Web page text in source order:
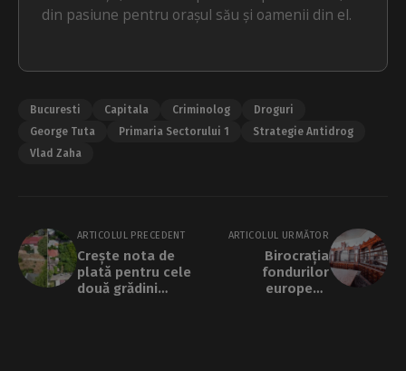
din pasiune pentru orașul său și oamenii din el.
Bucuresti Capitala Criminolog
Droguri
George Tuta
Primaria Sectorului 1
Strategie Antidrog
Vlad Zaha
ARTICOLUL PRECEDENT
Crește nota de
plată pentru cele
două grădini
ARTICOLUL URMĂTOR
Birocrația
fondurilor
europene